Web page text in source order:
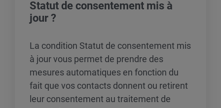
Statut de consentement mis à
jour ?
La condition Statut de consentement mis
à jour vous permet de prendre des
mesures automatiques en fonction du
fait que vos contacts donnent ou retirent
leur consentement au traitement de